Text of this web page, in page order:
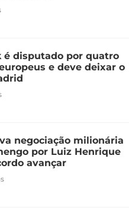
é disputado por quatro
e deve deixar o
negociação milionária
por Luiz Henrique
avançar